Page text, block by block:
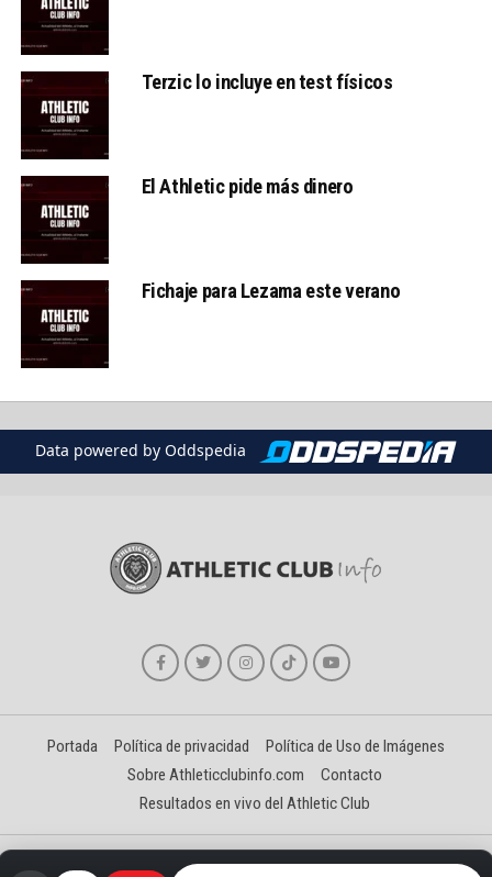
Terzic lo incluye en test físicos
El Athletic pide más dinero
Fichaje para Lezama este verano
Data powered by Oddspedia
Portada Política de privacidad
Política de Uso de Imágenes
Sobre Athleticclubinfo.com
Contacto
Resultados en vivo del Athletic Club
Creado y gestionado por David Benéitez Landeta